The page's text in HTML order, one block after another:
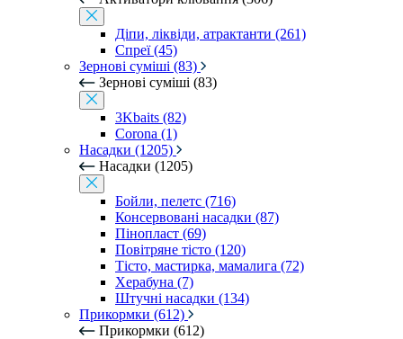
Діпи, ліквіди, атрактанти (261)
Спреї (45)
Зернові суміші (83)
Зернові суміші (83)
3Kbaits (82)
Corona (1)
Насадки (1205)
Насадки (1205)
Бойли, пелетс (716)
Консервовані насадки (87)
Пінопласт (69)
Повітряне тісто (120)
Тісто, мастирка, мамалига (72)
Херабуна (7)
Штучні насадки (134)
Прикормки (612)
Прикормки (612)